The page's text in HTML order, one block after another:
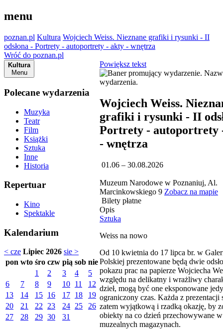
menu
poznan.pl Kultura Wojciech Weiss. Nieznane grafiki i rysunki - II
odsłona - Portrety - autoportrety - akty - wnętrza
Wróć do poznan.pl
Kultura
Menu
Polecane wydarzenia
Muzyka
Teatr
Film
Książki
Sztuka
Inne
Historia
Repertuar
Kino
Spektakle
Kalendarium
< cze Lipiec 2026 sie >
pon wto śro czw pią sob nie
1
2 3 4
5
6
7 8 9 10 11
12
13
14 15 16 17 18
19
20
21 22 23 24 25
26
27
28 29 30 31
Powiększ tekst
Wojciech Weiss.
grafiki i rysunki - II
Portrety - autoportrety
- wnętrza
01.06 – 30.08.2026
Muzeum Narodowe w Poznaniuj, Al.
Marcinkowskiego 9 Zobacz na mapie
Bilety płatne
Opis
Sztuka
Weiss na nowo
Od 10 kwietnia do 17 lipca br. w
Polskiej prezentowane będą dwie
pokazu prac na papierze Wojciecha
względu na delikatny i wrażliwy
dzieł, mogą być one eksponowane
ograniczony czas. Każda z prezentacji
zatem wyjątkową i rzadką okazję, by
obiekty na co dzień przechowywane w
muzealnych magazynach.